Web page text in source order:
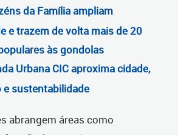
da Família ampliam
e trazem de volta mais de 20
às gondolas
Urbana CIC aproxima cidade,
e sustentabilidade
abrangem áreas como